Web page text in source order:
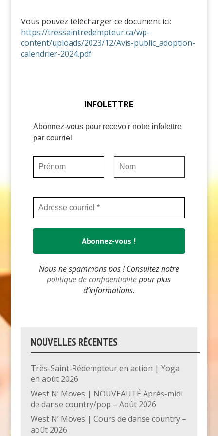
Vous pouvez télécharger ce document ici:
https://tressaintredempteur.ca/wp-
content/uploads/2023/12/Avis-public_adoption-
calendrier-2024.pdf
INFOLETTRE
Abonnez-vous pour recevoir notre infolettre
par courriel.
Nous ne spammons pas ! Consultez notre
politique de confidentialitépour plus
d’informations.
NOUVELLES RÉCENTES
Très-Saint-Rédempteur en action | Yoga
en août 2026
West N’ Moves | NOUVEAUTÉ Après-midi
de danse country/pop – Août 2026
West N’ Moves | Cours de danse country –
août 2026